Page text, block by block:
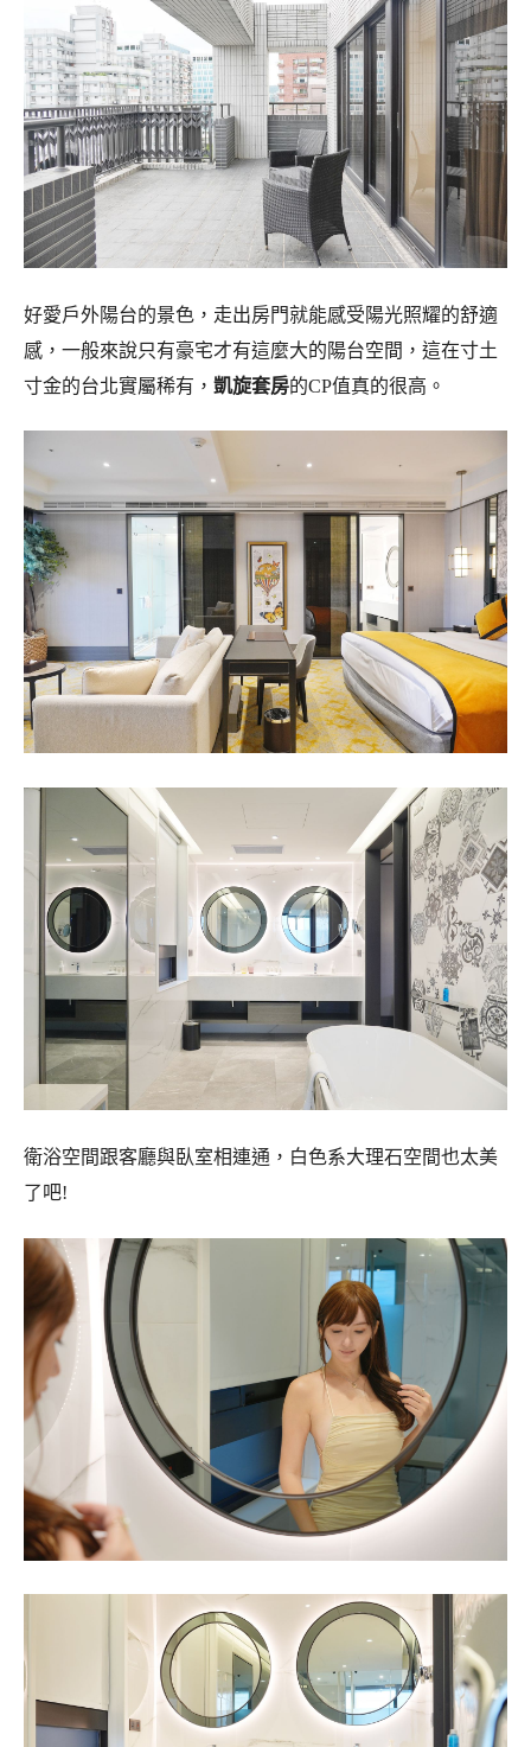
好愛戶外陽台的景色，走出房門就能感受陽光照耀的舒適
感，一般來說只有豪宅才有這麼大的陽台空間，這在寸土
寸金的台北實屬稀有， 凱旋套房的CP值真的很高。
衛浴空間跟客廳與臥室相連通，白色系大理石空間也太美
了吧!